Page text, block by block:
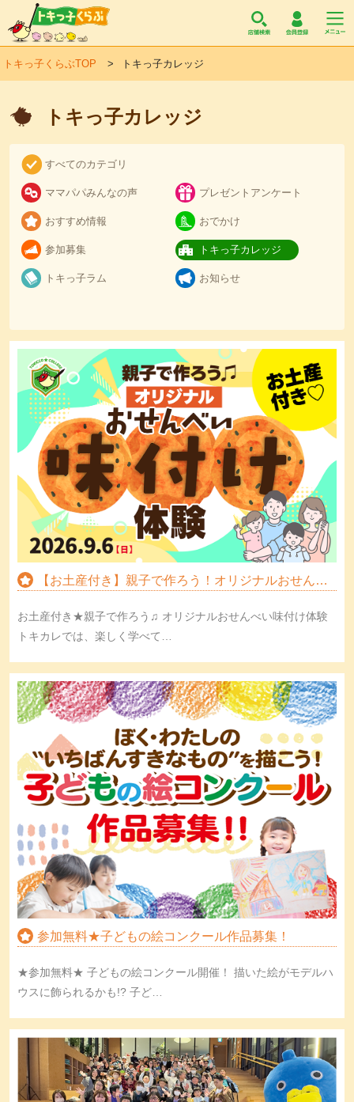
トキっ子くらぶTOP トキっ子カレッジ
トキっ子カレッジ
すべてのカテゴリ
ママパパみんなの声 プレゼントアンケート
おすすめ情報 おでかけ
参加募集 トキっ子カレッジ
トキっ子ラム お知らせ
【お土産付き】親子で作ろう！オリジナルおせん…
お土産付き★親子で作ろう♫ オリジナルおせんべい味付け体験
トキカレでは、楽しく学べて…
参加無料★子どもの絵コンクール作品募集！
★参加無料★ 子どもの絵コンクール開催！ 描いた絵がモデルハ
ウスに飾られるかも!? 子ど…